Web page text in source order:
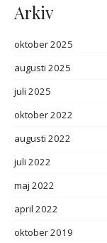
Arkiv
oktober 2025
augusti 2025
juli 2025
oktober 2022
augusti 2022
juli 2022
maj 2022
april 2022
oktober 2019